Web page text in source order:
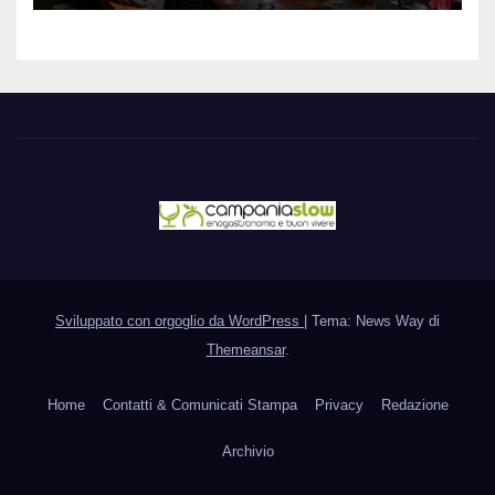
Sviluppato con orgoglio da WordPress
Tema: News Way di
Themeansar.
Home Contatti & Comunicati Stampa Privacy Redazione
Archivio